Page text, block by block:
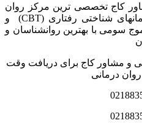
کاج تخصصی‏ ترین مرکز روان
درمانی و مشاوره در زمینه درمان‏های شناختی رفتاری (CBT) و
سومی با بهترین روانشناسان و
و مشاور کاج برای دریافت وقت
درمانی